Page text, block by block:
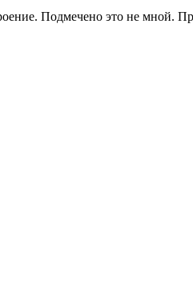
Подмечено это не мной.